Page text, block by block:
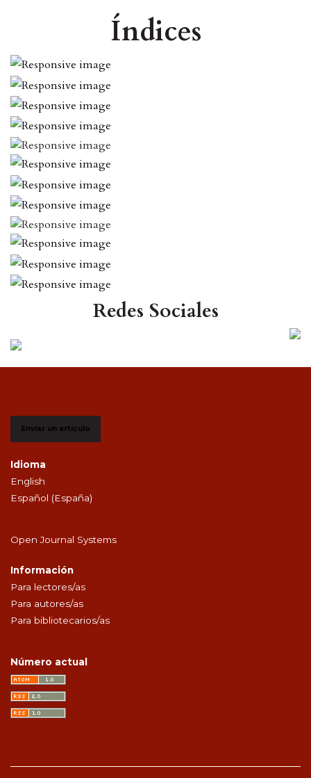
Índices
Redes Sociales
Enviar un artículo
Idioma
English
Español (España)
Open Journal Systems
Información
Para lectores/as
Para autores/as
Para bibliotecarios/as
Número actual